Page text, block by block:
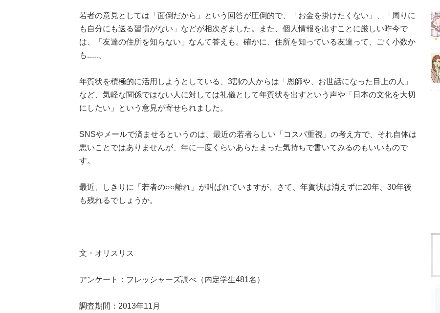
若者の意見としては「面倒だから」という回答が圧倒的で、「お金を掛けたくない」、「周りに
も自分にも送る習慣がない」などが相次ぎました。また、個人情報を出すことに厳しい昨今で
は、「友達の住所を知らない」なんて答えも。確かに、住所を知っている友達って、ごく小数か
も......。
年賀状を積極的に活用しようとしている、3割の人からは「恩師や、お世話になった目上の人」
など、気軽な関係ではない人に対しては礼儀として年賀状を出すという声や「日本の文化を大切
にしたい」という意見が寄せられました。
SNSやメールで済ませるというのは、最近の若者らしい「コスパ重視」の考え方で、それ自体は
悪いことではありませんが、年に一度くらいあらたまった気持ちで書いてみるのもいいもので
す。
最近、しきりに「若者の○○離れ」が叫ばれていますが、さて、年賀状は消えずに20年、30年後
も残れるでしょうか。
文・オリスリス
アンケート：フレッシャーズ調べ（内定学生481名）
調査期間：2013年11月